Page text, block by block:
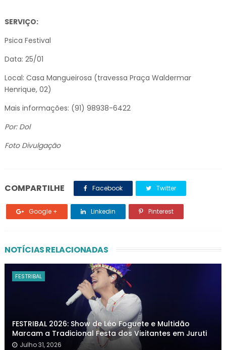
SERVIÇO:
Psica Festival
Data: 25/01
Local: Casa Mangueirosa (travessa Praça Waldermar
Henrique, 02)⁣
Mais informações: (91) 98938-6422
Por: Dol
Foto Divulgação
COMPARTILHE Facebook Twitter
Google + Linkedin Pinterest
NOTÍCIAS RELACIONADAS
FESTRIBAL
FESTRIBAL 2026: Show de Léo Foguete e Multidão
Marcam a Tradicional Festa dos Visitantes em Juruti
Julho 31, 2026